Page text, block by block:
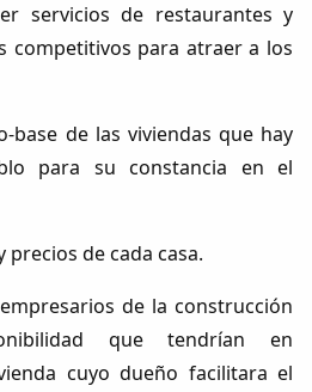
servicios de restaurantes y
competitivos para atraer a los
base de las viviendas que hay
para su constancia en el
precios de cada casa.
de la construcción
que tendrían en
cuyo dueño facilitara el